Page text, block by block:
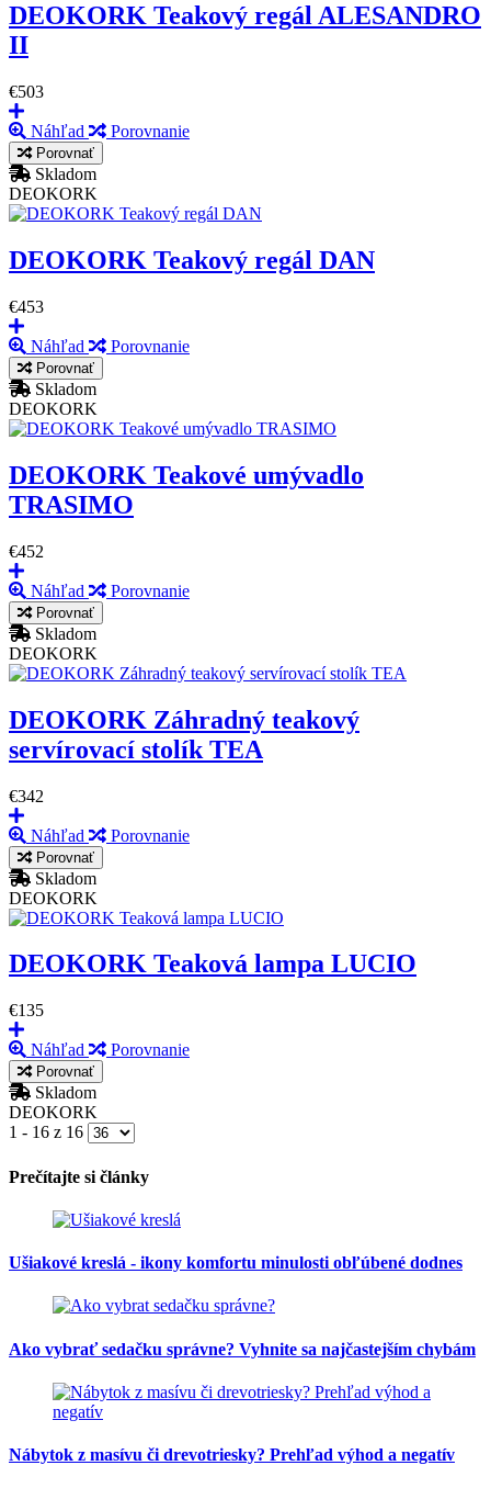
DEOKORK Teakový regál ALESANDRO
II
€503
Náhľad Porovnanie
Porovnať
Skladom
DEOKORK
DEOKORK Teakový regál DAN
€453
Náhľad Porovnanie
Porovnať
Skladom
DEOKORK
DEOKORK Teakové umývadlo
TRASIMO
€452
Náhľad Porovnanie
Porovnať
Skladom
DEOKORK
DEOKORK Záhradný teakový
servírovací stolík TEA
€342
Náhľad Porovnanie
Porovnať
Skladom
DEOKORK
DEOKORK Teaková lampa LUCIO
€135
Náhľad Porovnanie
Porovnať
Skladom
DEOKORK
1 - 16 z 16
Prečítajte si články
Ušiakové kreslá - ikony komfortu minulosti obľúbené dodnes
Ako vybrať sedačku správne? Vyhnite sa najčastejším chybám
Nábytok z masívu či drevotriesky? Prehľad výhod a negatív